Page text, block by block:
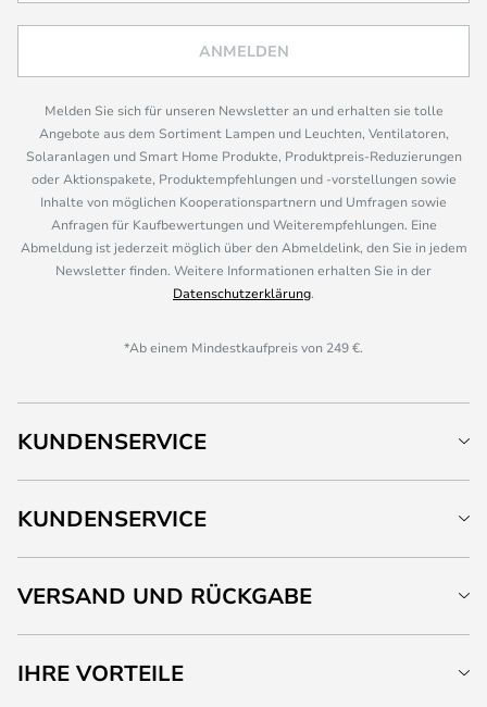
ANMELDEN
Melden Sie sich für unseren Newsletter an und erhalten sie tolle
Angebote aus dem Sortiment Lampen und Leuchten, Ventilatoren,
Solaranlagen und Smart Home Produkte, Produktpreis-Reduzierungen
oder Aktionspakete, Produktempfehlungen und -vorstellungen sowie
Inhalte von möglichen Kooperationspartnern und Umfragen sowie
Anfragen für Kaufbewertungen und Weiterempfehlungen. Eine
Abmeldung ist jederzeit möglich über den Abmeldelink, den Sie in jedem
Newsletter finden. Weitere Informationen erhalten Sie in der
Datenschutzerklärung.
*Ab einem Mindestkaufpreis von 249 €.
KUNDENSERVICE
KUNDENSERVICE
VERSAND UND RÜCKGABE
IHRE VORTEILE